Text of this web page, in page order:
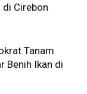
di Cirebon
Tanam
Benih Ikan di